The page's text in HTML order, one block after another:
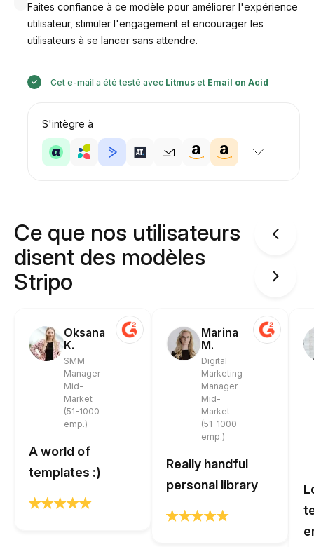
Faites confiance à ce modèle pour améliorer l'expérience
utilisateur, stimuler l'engagement et encourager les
utilisateurs à se lancer sans attendre.
Cet e-mail a été testé avec Litmuset Email on Acid
S'intègre à
Ce que nos utilisateurs
disent des modèles
Stripo
Oksana
K.
SMM
Manager
Mid-
Market
(51-1000
emp.)
A world of
templates :)
Marina
M.
Digital
Marketing
Manager
Mid-
Market
(51-1000
emp.)
Really handful
personal library